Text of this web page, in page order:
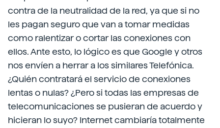
contra de la neutralidad de la red, ya que si no
les pagan seguro que van a tomar medidas
como ralentizar o cortar las conexiones con
ellos. Ante esto, lo lógico es que Google y otros
nos envíen a herrar a los similares Telefónica.
¿Quién contratará el servicio de conexiones
lentas o nulas? ¿Pero si todas las empresas de
telecomunicaciones se pusieran de acuerdo y
hicieran lo suyo? Internet cambiaría totalmente